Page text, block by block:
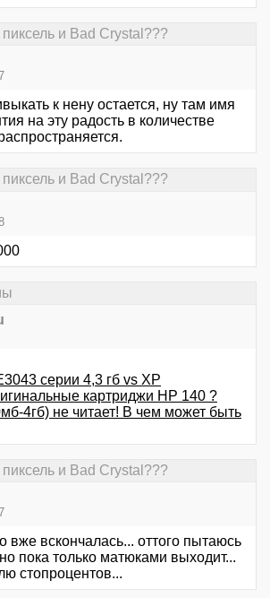
и Bad Crystal???
к нену остается, ну там имя
на эту радость в количестве
и Bad Crystal???
серии 4,3 гб vs XP
картриджи HP 140 ?
4гб) не читает! В чем может быть
и Bad Crystal???
вже вскончалась... оттого пытаюсь
пока только матюками выходит...
стопроцентов...